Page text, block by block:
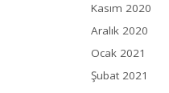
Kasım 2020
Aralık 2020
Ocak 2021
Şubat 2021